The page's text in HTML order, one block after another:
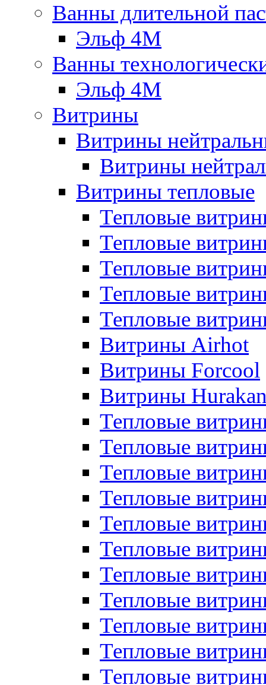
Ванны длительной
Эльф 4М
Ванны
Эльф 4М
Витрины
Витрины
Витрины
Витрины тепловые
Тепловые
Тепловые
Тепловые
Тепловые
Тепловые
Витрины Airhot
Витрины Forcool
Витрины
Тепловые
Тепловые
Тепловые
Тепловые
Тепловые
Тепловые
Тепловые
Тепловые
Тепловые
Тепловые
Тепловые